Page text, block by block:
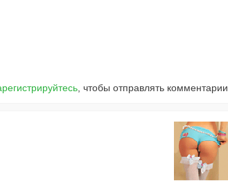
, чтобы отправлять комментарии